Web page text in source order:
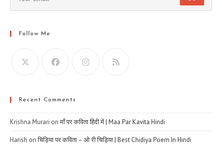
Follow Me
Recent Comments
Krishna Murari onमाँ पर कविता हिंदी में | Maa Par Kavita Hindi
Harish onचिड़िया पर कविता – ओ री चिड़िया | Best Chidiya Poem In Hindi